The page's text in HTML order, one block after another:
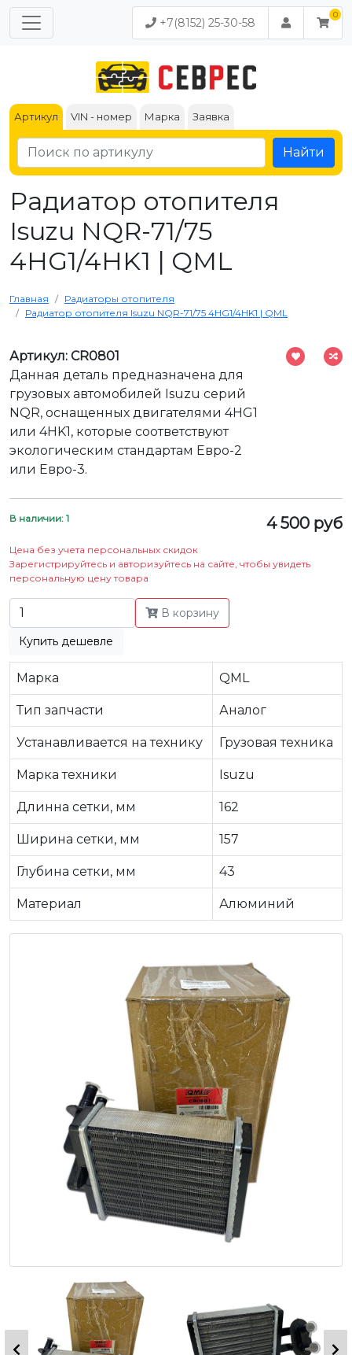
+7(8152) 25-30-58
Артикул VIN - номер Марка Заявка
Найти
Радиатор отопителя
Isuzu NQR-71/75
4HG1/4HK1 | QML
Главная
Радиаторы отопителя
Радиатор отопителя Isuzu NQR-71/75 4HG1/4HK1 | QML
Артикул: CR0801
Данная деталь предназначена для
грузовых автомобилей Isuzu серий
NQR, оснащенных двигателями 4HG1
или 4HK1, которые соответствуют
экологическим стандартам Евро-2
или Евро-3.
В наличии: 1 4 500 руб
Цена без учета персональных скидок
Зарегистрируйтесь и авторизуйтесь на сайте, чтобы увидеть
персональную цену товара
В корзину
Купить дешевле
Марка QML
Тип запчасти Аналог
Устанавливается на технику Грузовая техника
Марка техники Isuzu
Длинна сетки, мм 162
Ширина сетки, мм 157
Глубина сетки, мм 43
Материал Алюминий